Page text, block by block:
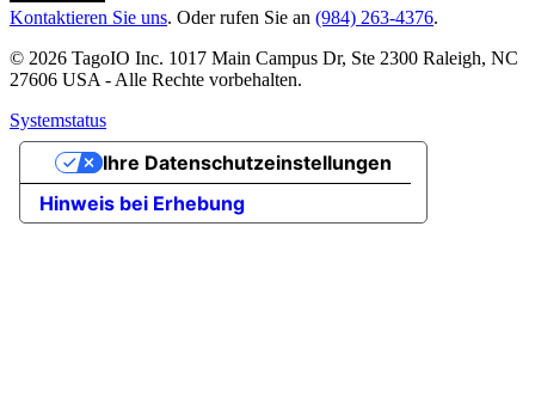
Kontaktieren Sie uns. Oder rufen Sie an (984) 263-4376.
© 2026 TagoIO Inc. 1017 Main Campus Dr, Ste 2300 Raleigh, NC
27606 USA - Alle Rechte vorbehalten.
Systemstatus
Hinweis bei Erhebung
Ihre Datenschutzeinstellungen